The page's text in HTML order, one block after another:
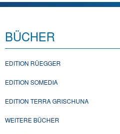
BÜCHER
EDITION RÜEGGER
EDITION SOMEDIA
EDITION TERRA GRISCHUNA
WEITERE BÜCHER